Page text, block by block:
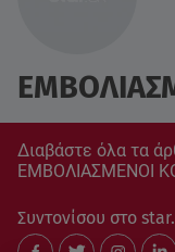
Διαβάστε όλα τα
ΕΜΒΟΛΙΑΣΜΕΝΟΙ
Συντονίσου στο